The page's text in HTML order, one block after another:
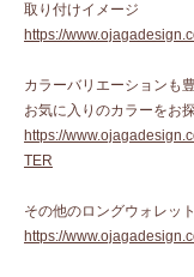
取り付けイメージ
https://
カラーバリエーションも
お気に入りのカラーをお
https://
TER
その他のロングウォレッ
https://